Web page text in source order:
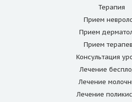
Терапия
Прием
Прием
Прием
Консультация
Лечение
Лечение
Лечение